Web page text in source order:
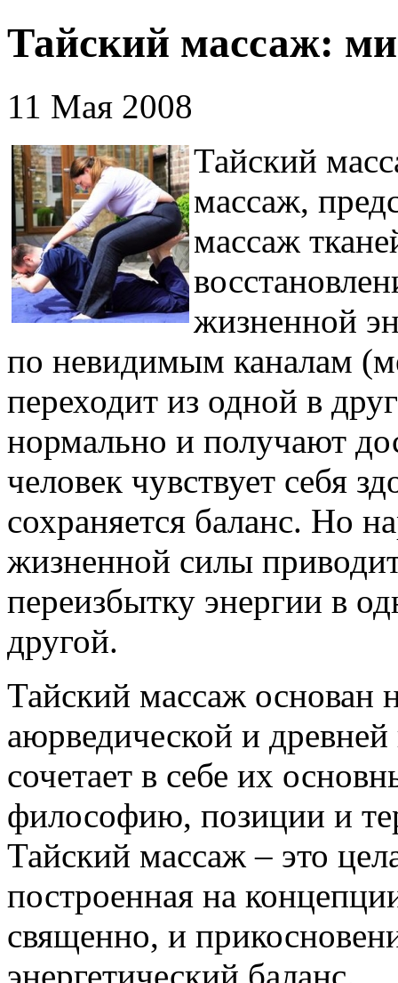
Тайский массаж:
11 Мая 2008
Тайский
массаж,
массаж
жизненной
по невидимым каналам
переходит из одной в
нормально и получают
человек чувствует себя
сохраняется баланс. Но
жизненной силы
переизбытку энергии в
другой.
Тайский массаж основан
аюрведической и
сочетает в себе их
философию, позиции и
Тайский массаж – это
построенная на
священно, и
энергетический баланс.